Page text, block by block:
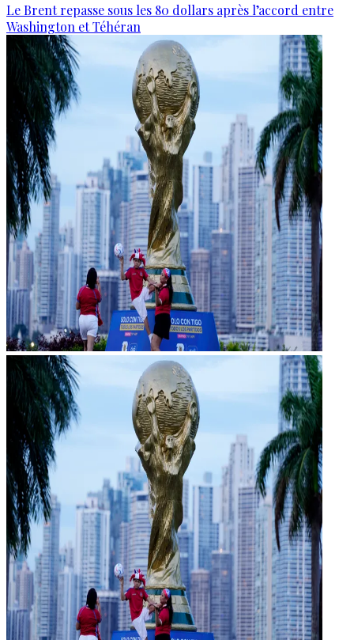
Le Brent repasse sous les 80 dollars après l’accord entre
Washington et Téhéran